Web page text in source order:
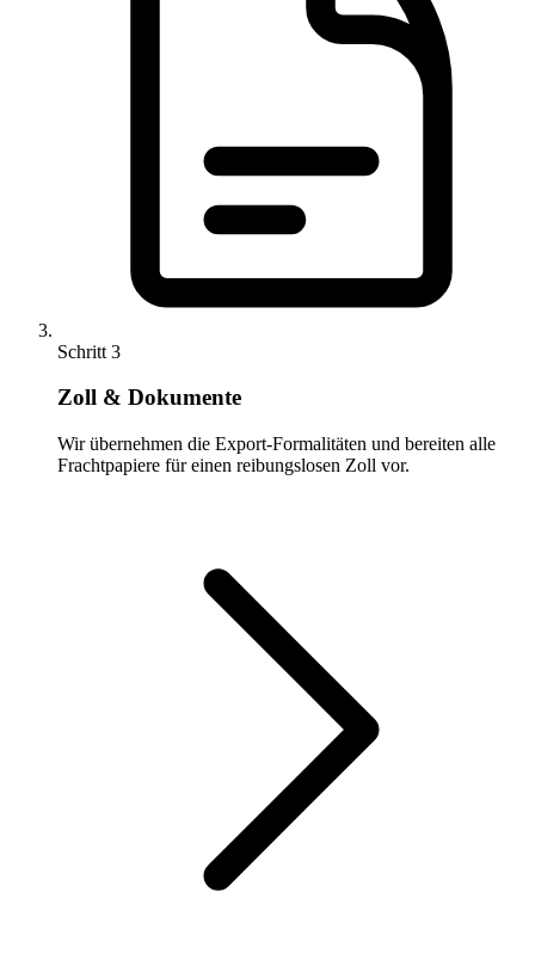
Schritt 3
Zoll & Dokumente
Wir übernehmen die Export-Formalitäten und bereiten alle
Frachtpapiere für einen reibungslosen Zoll vor.